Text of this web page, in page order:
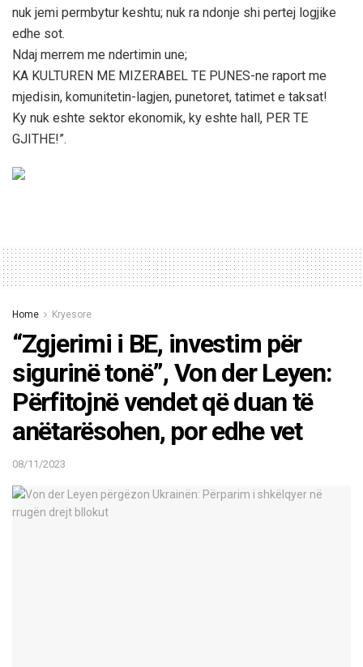
nuk jemi permbytur keshtu; nuk ra ndonje shi pertej logjike
edhe sot.
Ndaj merrem me ndertimin une;
KA KULTUREN ME MIZERABEL TE PUNES-ne raport me
mjedisin, komunitetin-lagjen, punetoret, tatimet e taksat!
Ky nuk eshte sektor ekonomik, ky eshte hall, PER TE
GJITHE!”.
Home Kryesore
“Zgjerimi i BE, investim për
sigurinë tonë”, Von der Leyen:
Përfitojnë vendet që duan të
anëtarësohen, por edhe vet
08/11/2023